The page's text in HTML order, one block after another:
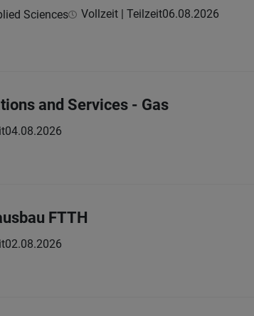
Sciences Vollzeit | Teilzeit06.08.2026
and Services - Gas
04.08.2026
FTTH
02.08.2026